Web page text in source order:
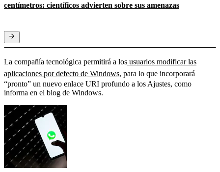
centímetros: científicos advierten sobre sus amenazas
La compañía tecnológica permitirá a los usuarios modificar las
aplicaciones por defecto de Windows, para lo que incorporará
“pronto” un nuevo enlace URI profundo a los Ajustes, como
informa en el blog de Windows.